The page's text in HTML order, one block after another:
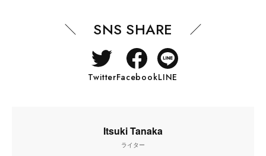
SNS SHARE
TwitterFacebookLINE
Itsuki Tanaka
ライター